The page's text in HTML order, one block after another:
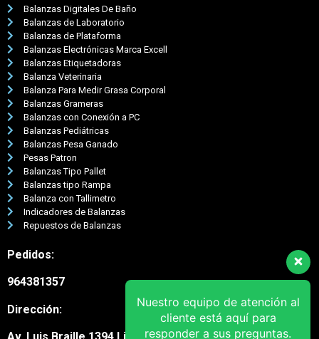
Balanzas Digitales De Baño
Balanzas de Laboratorio
Balanzas de Plataforma
Balanzas Electrónicas Marca Excell
Balanzas Etiquetadoras
Balanza Veterinaria
Balanza Para Medir Grasa Corporal
Balanzas Grameras
Balanzas con Conexión a PC
Balanzas Pediátricas
Balanzas Pesa Ganado
Pesas Patron
Balanzas Tipo Pallet
Balanzas tipo Rampa
Balanza con Tallimetro
Indicadores de Balanzas
Repuestos de Balanzas
Pedidos:
964381357
Dirección:
Nuestro equipo de atención al
cliente está aquí para
responder a sus preguntas.